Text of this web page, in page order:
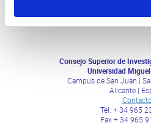
Consejo Superior de
Universidad
Campus de San Juan |
Alicante |
Tel. + 34 965
Fax + 34 965